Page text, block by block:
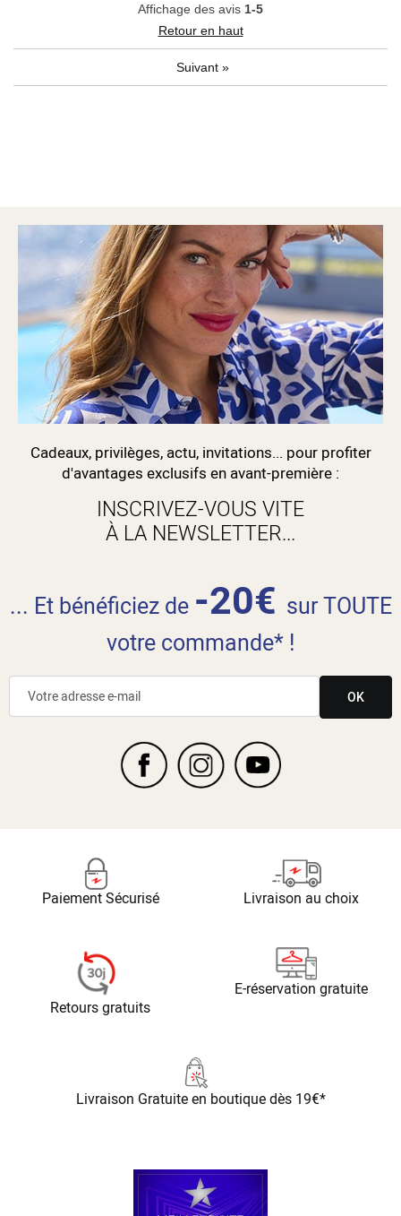
Affichage des avis 1-5
Retour en haut
Suivant »
Cadeaux, privilèges, actu, invitations... pour profiter
d'avantages exclusifs en avant-première :
INSCRIVEZ-VOUS VITE
À LA NEWSLETTER...
... Et bénéficiez de -20€ sur TOUTE
votre commande* !
OK
Paiement Sécurisé Livraison au choix
Retours gratuits
E-réservation gratuite
Livraison Gratuiteen boutique dès 19€*